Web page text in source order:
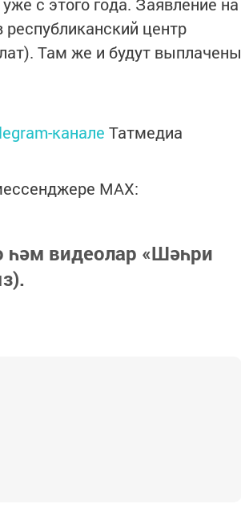
республиканский центр
Там же и будут выплачены
канале Татмедиа
MАХ:
видеолар «Шәһри